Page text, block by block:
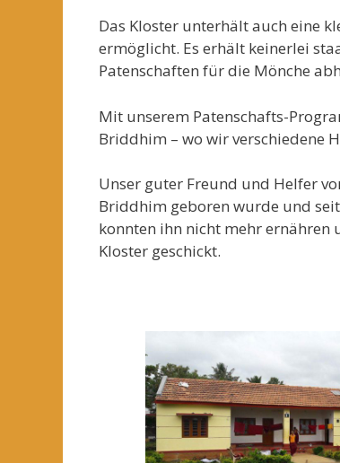
Das Kloster unterhält auch eine
ermöglicht. Es erhält keinerlei
Patenschaften für die Mönche
Mit unserem Patenschafts-
Briddhim – wo wir verschiedene
Unser guter Freund und Helfer
Briddhim geboren wurde und
konnten ihn nicht mehr ernähren
Kloster geschickt.